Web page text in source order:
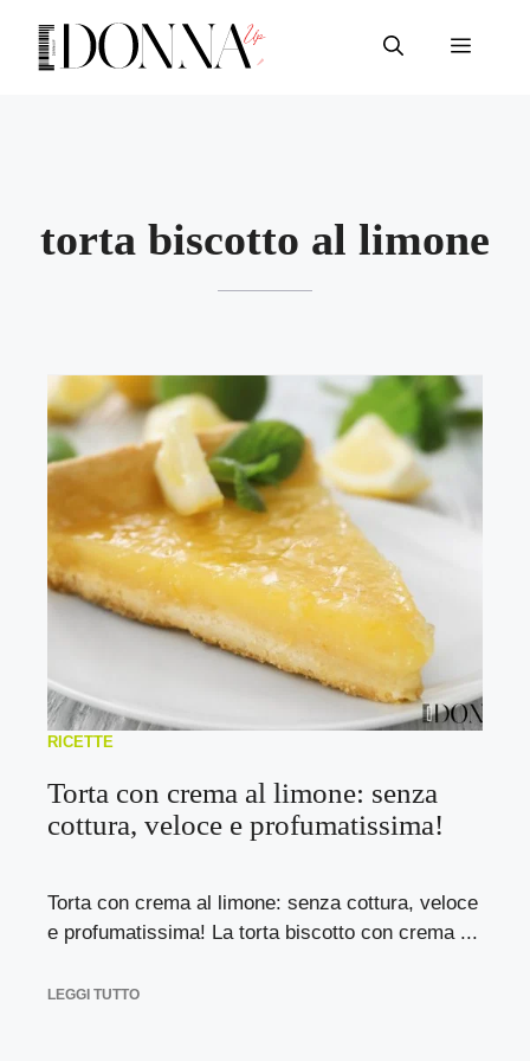
contenuto
Menu
torta biscotto al limone
RICETTE
Torta con crema al limone: senza
cottura, veloce e profumatissima!
Torta con crema al limone: senza cottura, veloce
e profumatissima! La torta biscotto con crema ...
LEGGI TUTTO